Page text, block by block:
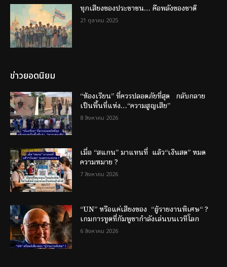
ทุกเสียงของประชาชน… คือพลังของชาติ
21 ตุลาคม 2025
ข่าวยอดนิยม
“ห้องเรียน” ที่ควรปลอดภัยที่สุด กลับกลาย
เป็นพื้นที่แห่ง…“ความสูญเสีย”
8 สิงหาคม 2026
เมื่อ “สแกน” มาแทนที่ แล้ว“เงินสด” หมด
ความหมาย ?
7 สิงหาคม 2026
“UN” หรือแค่เสียงของ “ผู้รายงานพิเศษ“ ?
เกมการทูตที่กัมพูชากำลังเล่นบนเวทีโลก
6 สิงหาคม 2026